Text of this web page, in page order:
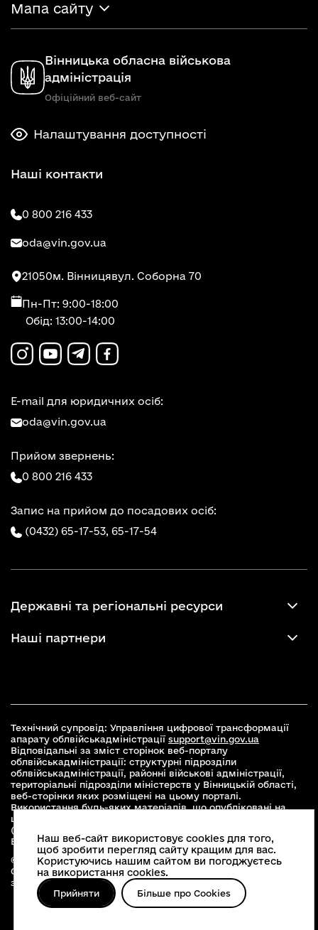
Мапа сайту
Вінницька обласна військова
адміністрація
Офіційний веб-сайт
Налаштування доступності
Наші контакти
0 800 216 433
oda@vin.gov.ua
21050м. Вінницявул. Соборна 70
Пн-Пт: 9:00-18:00
Обід: 13:00-14:00
E-mail для юридичних осіб:
oda@vin.gov.ua
Прийом звернень:
0 800 216 433
Запис на прийом до посадових осіб:
(0432) 65-17-53, 65-17-54
Державні та регіональні ресурси
Наші партнери
Технічний супровід: Управління цифрової трансформації
апарату облвійськадміністрації support@vin.gov.ua
Відповідальні за зміст сторінок веб-порталу
облвійськадміністрації: структурні підрозділи
облвійськадміністрації, районні військові адміністрації,
територіальні підрозділи міністерств у Вінницькій області,
веб-сторінки яких розміщені на цьому порталі.
Використання будь-яких матеріалів, що опубліковані на
цьому сайті, дозволяється при умові зазначення посилання
(для інтернет-видань - гіперпосилання) на офіційний сайт
Вінницької облвійськадміністраціїwww.vin.gov.ua.
© 2026 Весь контент доступний за ліцензією Creative
Commons Attribution 4.0 International license, якщо не
зазначено інше
Наш веб-сайт використовує cookies для того,
щоб зробити перегляд сайту кращим для вас.
Користуючись нашим сайтом ви погоджуєтесь
на використання cookies.
Прийняти Більше про Cookies